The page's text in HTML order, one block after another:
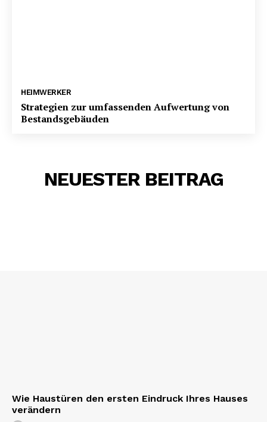
HEIMWERKER
Strategien zur umfassenden Aufwertung von
Bestandsgebäuden
NEUESTER BEITRAG
Wie Haustüren den ersten Eindruck Ihres Hauses
verändern